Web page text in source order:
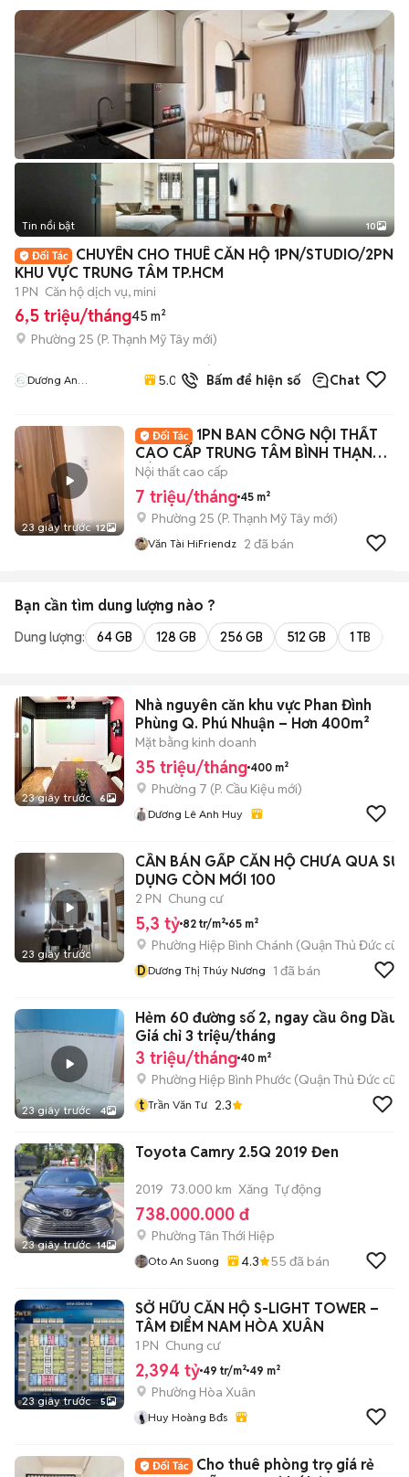
+2
Tin nổi bật 10
CHUYÊN CHO THUÊ CĂN HỘ 1PN/STUDIO/2PN
KHU VỰC TRUNG TÂM TP.HCM
1 PN Căn hộ dịch vụ, mini
6,5 triệu/tháng45 m²
Phường 25 (P. Thạnh Mỹ Tây mới)
Dương An
5.0
21
đã
bán
Bấm để hiện số Chat
23 giây trước 12
1PN BAN CÔNG NỘI THẤT
CAO CẤP TRUNG TÂM BÌNH THẠNH
SÁT QUẬN 1
Nội thất cao cấp
7 triệu/tháng 45 m²
Phường 25 (P. Thạnh Mỹ Tây mới)
Văn Tài HiFriendz 2 đã bán
Bạn cần tìm dung lượng nào ?
Dung lượng: 64 GB 128 GB 256 GB 512 GB 1 TB
23 giây trước 6
Nhà nguyên căn khu vực Phan Đình
Phùng Q. Phú Nhuận – Hơn 400m²
Mặt bằng kinh doanh
35 triệu/tháng 400 m²
Phường 7 (P. Cầu Kiệu mới)
Dương Lê Anh Huy
23 giây trước
CẦN BÁN GẤP CĂN HỘ CHƯA QUA SỬ
DỤNG CÒN MỚI 100
2 PN Chung cư
5,3 tỷ 82 tr/m² 65 m²
Phường Hiệp Bình Chánh (Quận Thủ Đức cũ)
DDương Thị Thúy Nương 1 đã bán
23 giây trước 4
Hẻm 60 đường số 2, ngay cầu ông Dầu.
Giá chỉ 3 triệu/tháng
3 triệu/tháng 40 m²
Phường Hiệp Bình Phước (Quận Thủ Đức cũ)
t Trần Văn Tư 2.3
23 giây trước 14
Toyota Camry 2.5Q 2019 Đen
2019 73.000 km Xăng Tự động
738.000.000 đ
Phường Tân Thới Hiệp
Oto An Suong 4.3 55 đã bán
23 giây trước 5
SỞ HỮU CĂN HỘ S-LIGHT TOWER –
TÂM ĐIỂM NAM HÒA XUÂN
1 PN Chung cư
2,394 tỷ 49 tr/m² 49 m²
Phường Hòa Xuân
Huy Hoàng Bđs
Cho thuê phòng trọ giá rẻ